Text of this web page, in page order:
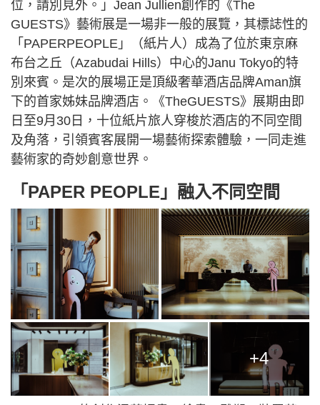
位，請別見外。」Jean Jullien創作的《The
GUESTS》藝術展是一場非一般的展覽，其標誌性的
「PAPERPEOPLE」（紙片人）成為了位於東京麻
布台之丘（Azabudai Hills）中心的Janu Tokyo的特
別來賓。是次的展場正是頂級奢華酒店品牌Aman旗
下的首家姊妹品牌酒店。《TheGUESTS》展期由即
日至9月30日，十位紙片旅人穿梭於酒店的不同空間
及角落，引領賓客展開一場藝術探索體驗，一同走進
藝術家的奇妙創意世界。
「PAPER PEOPLE」融入不同空間
+4